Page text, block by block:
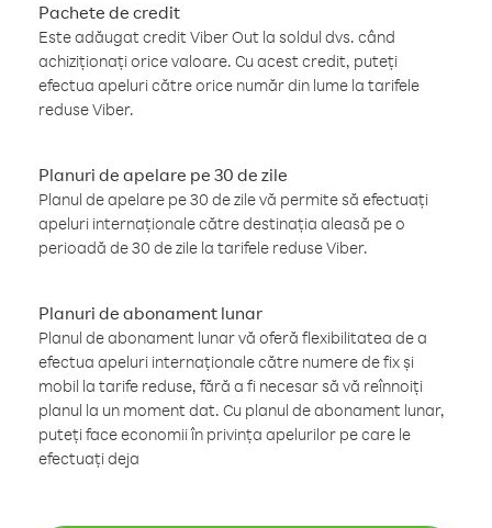
Pachete de credit
Este adăugat credit Viber Out la soldul dvs. când
achiziționați orice valoare. Cu acest credit, puteți
efectua apeluri către orice număr din lume la tarifele
reduse Viber.
Planuri de apelare pe 30 de zile
Planul de apelare pe 30 de zile vă permite să efectuați
apeluri internaționale către destinația aleasă pe o
perioadă de 30 de zile la tarifele reduse Viber.
Planuri de abonament lunar
Planul de abonament lunar vă oferă flexibilitatea de a
efectua apeluri internaționale către numere de fix și
mobil la tarife reduse, fără a fi necesar să vă reînnoiți
planul la un moment dat. Cu planul de abonament lunar,
puteți face economii în privința apelurilor pe care le
efectuați deja